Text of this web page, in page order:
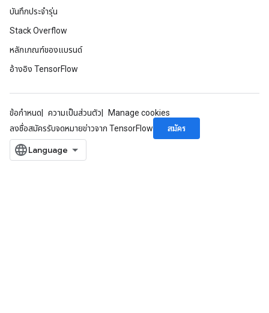
บันทึกประจำรุ่น
Stack Overflow
หลักเกณฑ์ของแบรนด์
อ้างอิง TensorFlow
ข้อกำหนด ความเป็นส่วนตัว
Manage cookies
ลงชื่อสมัครรับจดหมายข่าวจาก TensorFlow
สมัคร